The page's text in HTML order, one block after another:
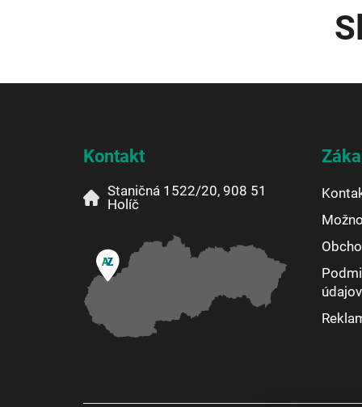
Kontakt
Staničná 1522/20, 908 51
Holíč
údajov